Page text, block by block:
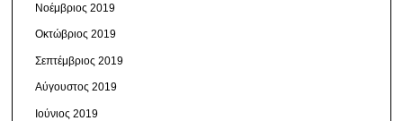
Νοέμβριος 2019
Οκτώβριος 2019
Σεπτέμβριος 2019
Αύγουστος 2019
Ιούνιος 2019